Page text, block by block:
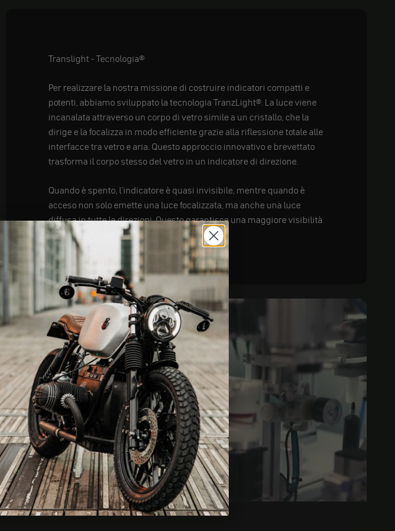
Translight - Tecnologia®
Per realizzare la nostra missione di costruire indicatori compatti e
potenti, abbiamo sviluppato la tecnologia TranzLight®. La luce viene
incanalata attraverso un corpo di vetro simile a un cristallo, che la
dirige e la focalizza in modo efficiente grazie alla riflessione totale alle
interfacce tra vetro e aria. Questo approccio innovativo e brevettato
trasforma il corpo stesso del vetro in un indicatore di direzione.
Quando è spento, l'indicatore è quasi invisibile, mentre quando è
acceso non solo emette una luce focalizzata, ma anche una luce
diffusa in tutte le direzioni. Questo garantisce una maggiore visibilità
e sicurezza.